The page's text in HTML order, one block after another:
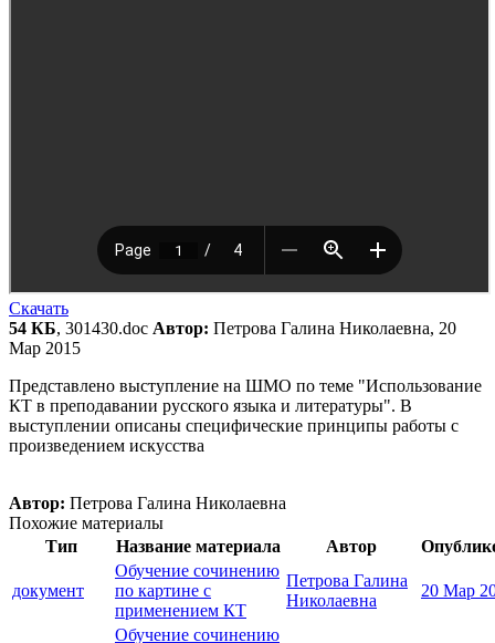
Скачать
54 КБ, 301430.doc Автор: Петрова Галина Николаевна, 20
Мар 2015
Представлено выступление на ШМО по теме "Использование
КТ в преподавании русского языка и литературы". В
выступлении описаны специфические принципы работы с
произведением искусства
Автор: Петрова Галина Николаевна
Похожие материалы
Тип
Название материала Автор
документ
Обучение сочинению
по картине с
применением КТ
Петрова Галина
Николаевна
20 Мар
Обучение сочинению